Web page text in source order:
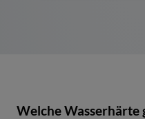
Welche Wasserhärte